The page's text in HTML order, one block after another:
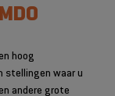
hoog
stellingen waar u
andere grote